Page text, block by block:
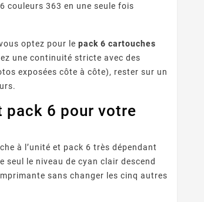
Quelles Marques Offrent Les
couleurs 363 en une seule fois
optez pour lepack 6 cartouches
une continuité stricte avec des
exposées côte à côte), rester sur un
pack 6 pour votre
à l’unité et pack 6 très dépendant
seul le niveau de cyan clair descend
sans changer les cinq autres